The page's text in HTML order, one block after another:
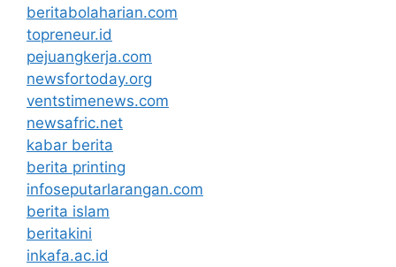
beritabolaharian.com
topreneur.id
pejuangkerja.com
newsfortoday.org
ventstimenews.com
newsafric.net
kabar berita
berita printing
infoseputarlarangan.com
berita islam
beritakini
inkafa.ac.id